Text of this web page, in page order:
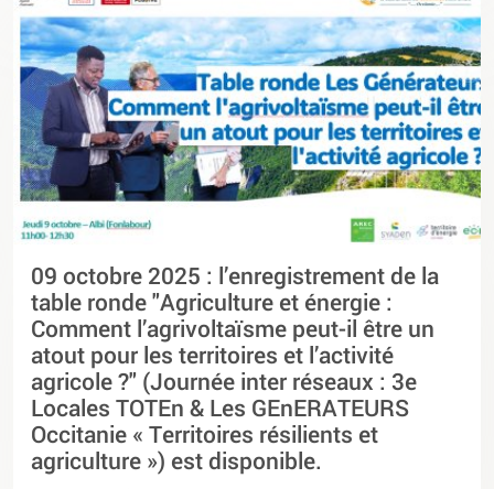
09 octobre 2025 : l’enregistrement de la
table ronde "Agriculture et énergie :
Comment l’agrivoltaïsme peut-il être un
atout pour les territoires et l’activité
agricole ?" (Journée inter réseaux : 3e
Locales TOTEn & Les GEnERATEURS
Occitanie « Territoires résilients et
agriculture ») est disponible.